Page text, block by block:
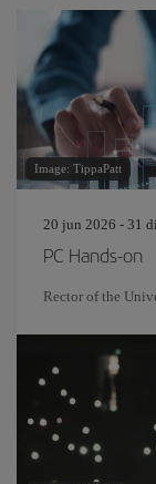
Image: TippaPatt
20 jun 2026 - 31
PC Hands-on
Rector of the